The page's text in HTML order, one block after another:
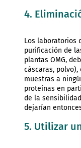
4.
Los laboratorios
purificación de
plantas OMG,
cáscaras,
muestras a
proteínas en
de la
dejarían
5. Utilizar